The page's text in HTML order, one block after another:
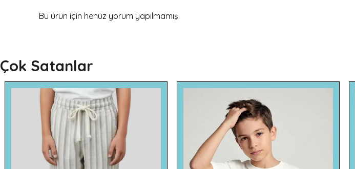
Bu ürün için henüz yorum yapılmamış.
Çok Satanlar